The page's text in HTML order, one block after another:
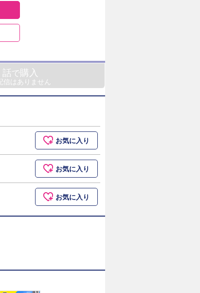
話で購入
信はありません
お気に入り
お気に入り
お気に入り